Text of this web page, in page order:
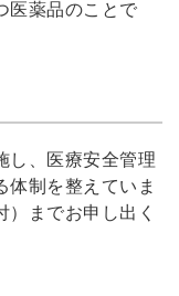
医薬品のことで
し、医療安全管理
体制を整えていま
までお申し出く